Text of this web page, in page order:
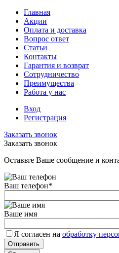
Главная
Акции
Оплата и доставка
Вопрос ответ
Статьи
Контакты
Гарантия и возврат
Сотрудничество
Преимущества
Работа у нас
Вход
Регистрация
Заказать звонок
Заказать звонок
Оставьте Ваше сообщение и
Ваш телефон*
Ваше имя
Я согласен на обработку